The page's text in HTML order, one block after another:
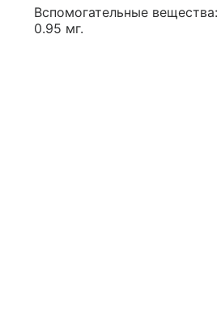
Вспомогательные
0.95 мг.